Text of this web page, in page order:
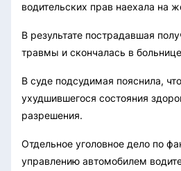
водительских прав наехала на
В результате пострадавшая
травмы и скончалась в
В суде подсудимая пояснила,
ухудшившегося состояния
разрешения.
Отдельное уголовное дело по
управлению автомобилем